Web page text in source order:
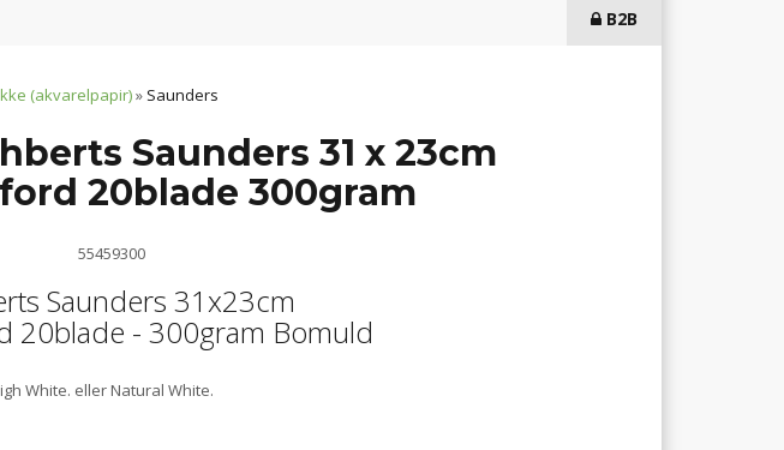
B2B
(akvarelpapir)» Saunders
Saunders 31 x 23cm
20blade 300gram
55459300
Saunders 31x23cm
20blade - 300gram Bomuld
White. eller Natural White.